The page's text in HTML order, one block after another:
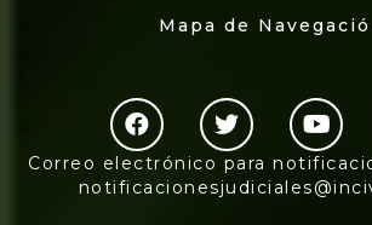
Mapa de
Correo electrónico para